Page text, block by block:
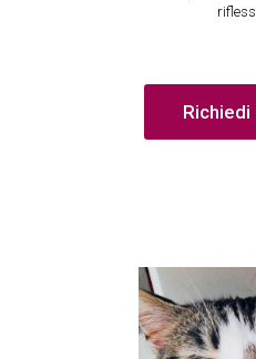
Richiedi